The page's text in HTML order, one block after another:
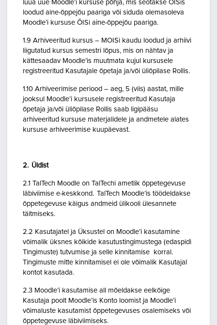
luua uue Moodle’i kursuse põhja, mis seotakse ÕISis
loodud aine-õppejõu paariga või siduda olemasoleva
Moodle’i kursuse ÕISi aine-õppejõu paariga.
1.9 Arhiveeritud kursus – MOISi kaudu loodud ja arhiivi
liigutatud kursus semestri lõpus, mis on nähtav ja
kättesaadav Moodle’is muutmata kujul kursusele
registreeritud Kasutajale õpetaja ja/või üliõpilase Rollis.
1.10 Arhiveerimise periood – aeg, 5 (viis) aastat, mille
jooksul Moodle’i kursusele registreeritud Kasutaja
õpetaja ja/või üliõpilase Rollis saab ligipääsu
arhiveeritud kursuse materjalidele ja andmetele alates
kursuse arhiveerimise kuupäevast.
2. Üldist
2.1 TalTech Moodle on TalTechi ametlik õppetegevuse
läbiviimise e-keskkond. TalTech Moodle’is töödeldakse
õppetegevuse käigus andmeid ülikooli ülesannete
täitmiseks.
2.2 Kasutajatel ja Üksustel on Moodle’i kasutamine
võimalik üksnes kõikide kasutustingimustega (edaspidi
Tingimuste) tutvumise ja selle kinnitamise korral.
Tingimuste mitte kinnitamisel ei ole võimalik Kasutajal
kontot kasutada.
2.3 Moodle’i kasutamise all mõeldakse eelkõige
Kasutaja poolt Moodle’is Konto loomist ja Moodle’i
võimaluste kasutamist õppetegevuses osalemiseks või
õppetegevuse läbiviimiseks.